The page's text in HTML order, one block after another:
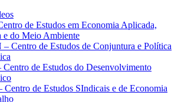
principal
de Estudos em Economia Aplicada,
e do Meio Ambiente
Centro de Estudos de Conjuntura e Política
de Estudos do Desenvolvimento
Centro de Estudos SIndicais e de Economia